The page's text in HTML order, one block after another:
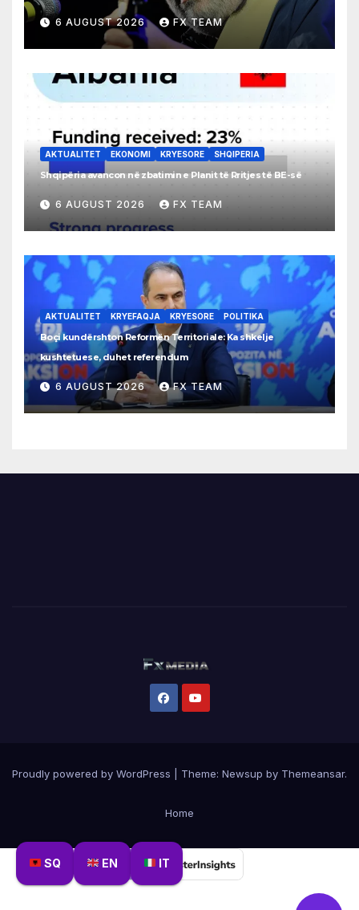
SQ EN IT
6 AUGUST 2026 FX TEAM
AKTUALITET EKONOMI KRYESORE SHQIPERIA
Shqipëria avancon në zbatimin e Planit të Rritjes të BE-së
6 AUGUST 2026 FX TEAM
AKTUALITET KRYEFAQJA KRYESORE POLITIKA
Boçi kundërshton Reformën Territoriale: Ka shkelje
kushtetuese, duhet referendum
6 AUGUST 2026 FX TEAM
Proudly powered by WordPress Theme: Newsup by Themeansar.
Home